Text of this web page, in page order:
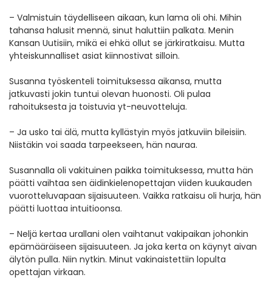
– Valmistuin täydelliseen aikaan, kun lama oli ohi. Mihin
tahansa halusit mennä, sinut haluttiin palkata. Menin
Kansan Uutisiin, mikä ei ehkä ollut se järkiratkaisu. Mutta
yhteiskunnalliset asiat kiinnostivat silloin.
Susanna työskenteli toimituksessa aikansa, mutta
jatkuvasti jokin tuntui olevan huonosti. Oli pulaa
rahoituksesta ja toistuvia yt-neuvotteluja.
– Ja usko tai älä, mutta kyllästyin myös jatkuviin bileisiin.
Niistäkin voi saada tarpeekseen, hän nauraa.
Susannalla oli vakituinen paikka toimituksessa, mutta hän
päätti vaihtaa sen äidinkielenopettajan viiden kuukauden
vuorotteluvapaan sijaisuuteen. Vaikka ratkaisu oli hurja, hän
päätti luottaa intuitioonsa.
– Neljä kertaa urallani olen vaihtanut vakipaikan johonkin
epämääräiseen sijaisuuteen. Ja joka kerta on käynyt aivan
älytön pulla. Niin nytkin. Minut vakinaistettiin lopulta
opettajan virkaan.